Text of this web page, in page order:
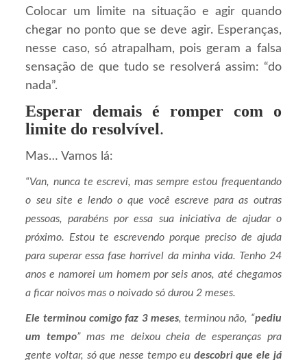
Colocar um limite na situação e agir quando
chegar no ponto que se deve agir. Esperanças,
nesse caso, só atrapalham, pois geram a falsa
sensação de que tudo se resolverá assim: “do
nada”.
Esperar demais é romper com o
limite do resolvível.
Mas… Vamos lá:
“Van, nunca te escrevi, mas sempre estou frequentando
o seu site e lendo o que você escreve para as outras
pessoas, parabéns por essa sua iniciativa de ajudar o
próximo. Estou te escrevendo porque preciso de ajuda
para superar essa fase horrível da minha vida. Tenho 24
anos e namorei um homem por seis anos, até chegamos
a ficar noivos mas o noivado só durou 2 meses.
Ele terminou comigo faz 3 meses, terminou não, “pediu
um tempo” mas me deixou cheia de esperanças pra
gente voltar, só que nesse tempo eu descobri que ele já